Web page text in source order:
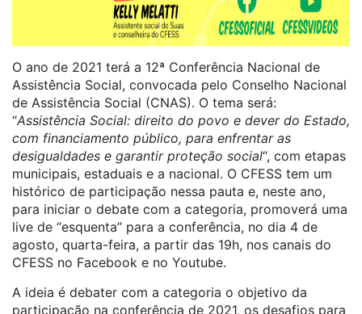
O ano de 2021 terá a 12ª Conferência Nacional de
Assistência Social, convocada pelo Conselho Nacional
de Assistência Social (CNAS). O tema será:
“Assistência Social: direito do povo e dever do Estado,
com financiamento público, para enfrentar as
desigualdades e garantir proteção social“, com etapas
municipais, estaduais e a nacional. O CFESS tem um
histórico de participação nessa pauta e, neste ano,
para iniciar o debate com a categoria, promoverá uma
live de “esquenta” para a conferência, no dia 4 de
agosto, quarta-feira, a partir das 19h, nos canais do
CFESS no Facebook e no Youtube.
A ideia é debater com a categoria o objetivo da
participação na conferência de 2021, os desafios para